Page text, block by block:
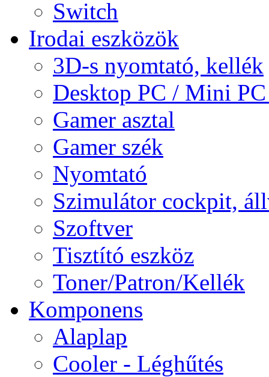
Switch
Irodai eszközök
3D-s nyomtató, kellék
Desktop PC / Mini
Gamer asztal
Gamer szék
Nyomtató
Szimulátor cockpit,
Szoftver
Tisztító eszköz
Toner/Patron/Kellék
Komponens
Alaplap
Cooler - Léghűtés